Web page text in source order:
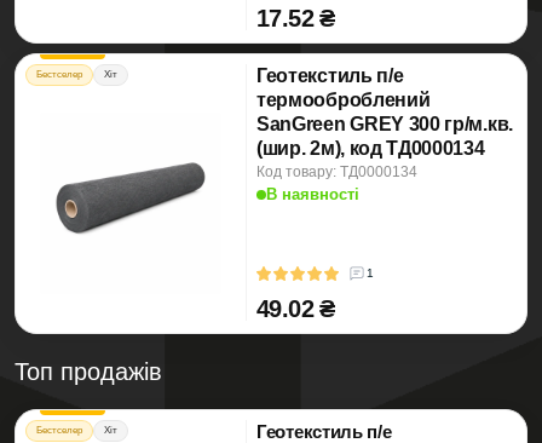
17.52 ₴
Бестселер Хіт
Геотекстиль п/е
термооброблений
SanGreen GREY 300 гр/м.кв.
(шир. 2м), код ТД0000134
Код товару: ТД0000134
В наявності
1
49.02 ₴
Топ продажів
Бестселер Хіт
Геотекстиль п/е